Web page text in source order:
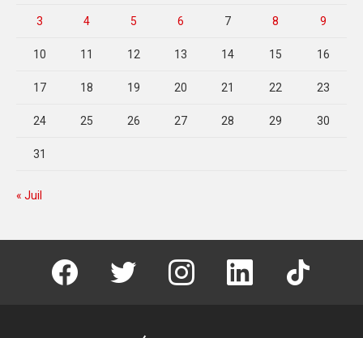
3 4 5 6 7 8 9
10 11 12 13 14 15 16
17 18 19 20 21 22 23
24 25 26 27 28 29 30
31
« Juil
facebook twitter instagram linkedin tiktok